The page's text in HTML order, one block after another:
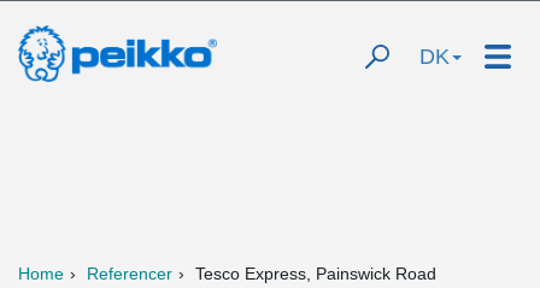
DK
Home Referencer Tesco Express, Painswick Road